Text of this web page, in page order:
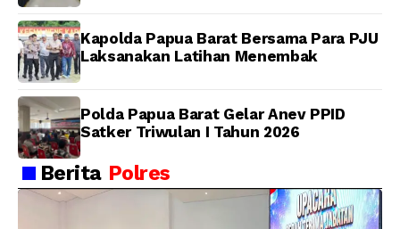
Kapolda Papua Barat Bersama Para PJU
Laksanakan Latihan Menembak
Polda Papua Barat Gelar Anev PPID
Satker Triwulan I Tahun 2026
Berita Polres